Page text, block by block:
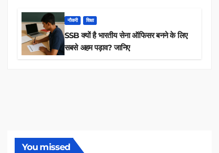
नौकरी शिक्षा
SSB क्यों है भारतीय सेना ऑफिसर बनने के लिए
सबसे अहम पड़ाव? जानिए
You missed